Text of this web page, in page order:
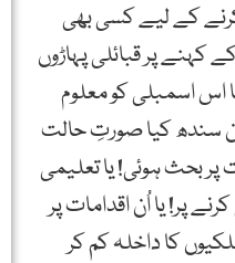
کے لیے کسی بھی
کہنے پر قبائلی پہاڑوں
اس اسمبلی کو معلوم
سندھ کیا صورتِ حالت
بحث ہوئی! یا تعلیمی
پر! یا اُن اقدامات پر
کا داخلہ کم کر